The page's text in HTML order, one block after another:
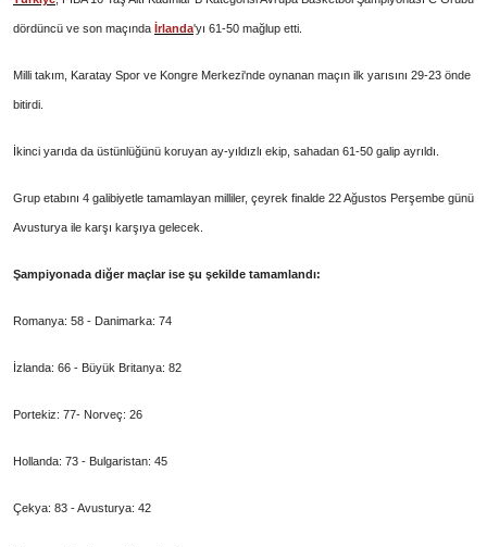
dördüncü ve son maçında İrlanda'yı 61-50 mağlup etti.
Milli takım, Karatay Spor ve Kongre Merkezi'nde oynanan maçın ilk yarısını 29-23 önde
bitirdi.
İkinci yarıda da üstünlüğünü koruyan ay-yıldızlı ekip, sahadan 61-50 galip ayrıldı.
Grup etabını 4 galibiyetle tamamlayan milliler, çeyrek finalde 22 Ağustos Perşembe günü
Avusturya ile karşı karşıya gelecek.
Şampiyonada diğer maçlar ise şu şekilde tamamlandı:
Romanya: 58 - Danimarka: 74
İzlanda: 66 - Büyük Britanya: 82
Portekiz: 77- Norveç: 26
Hollanda: 73 - Bulgaristan: 45
Çekya: 83 - Avusturya: 42